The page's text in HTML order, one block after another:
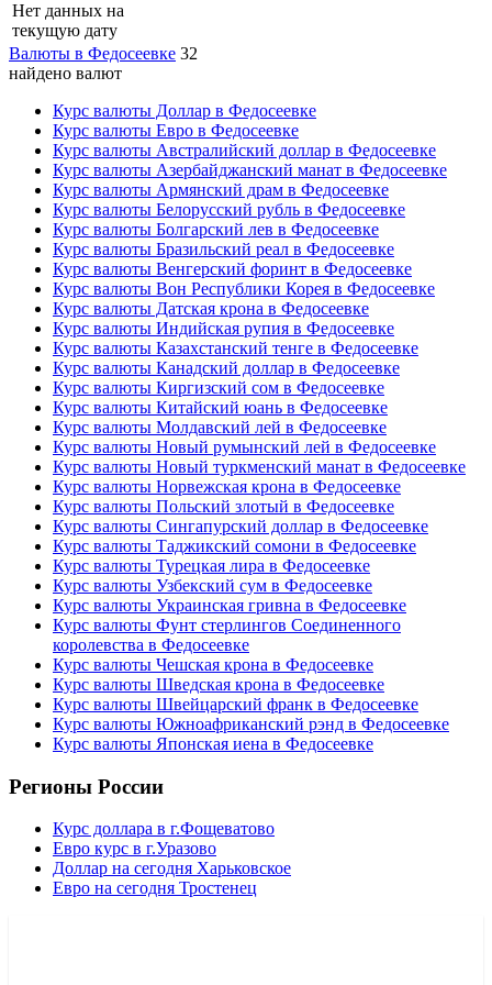
Нет данных на
текущую дату
Валюты в Федосеевке 32
найдено валют
Курс валюты Доллар в Федосеевке
Курс валюты Евро в Федосеевке
Курс валюты Австралийский доллар в Федосеевке
Курс валюты Азербайджанский манат в Федосеевке
Курс валюты Армянский драм в Федосеевке
Курс валюты Белорусский рубль в Федосеевке
Курс валюты Болгарский лев в Федосеевке
Курс валюты Бразильский реал в Федосеевке
Курс валюты Венгерский форинт в Федосеевке
Курс валюты Вон Республики Корея в Федосеевке
Курс валюты Датская крона в Федосеевке
Курс валюты Индийская рупия в Федосеевке
Курс валюты Казахстанский тенге в Федосеевке
Курс валюты Канадский доллар в Федосеевке
Курс валюты Киргизский сом в Федосеевке
Курс валюты Китайский юань в Федосеевке
Курс валюты Молдавский лей в Федосеевке
Курс валюты Новый румынский лей в Федосеевке
Курс валюты Новый туркменский манат в Федосеевке
Курс валюты Норвежская крона в Федосеевке
Курс валюты Польский злотый в Федосеевке
Курс валюты Сингапурский доллар в Федосеевке
Курс валюты Таджикский сомони в Федосеевке
Курс валюты Турецкая лира в Федосеевке
Курс валюты Узбекский сум в Федосеевке
Курс валюты Украинская гривна в Федосеевке
Курс валюты Фунт стерлингов Соединенного
королевства в Федосеевке
Курс валюты Чешская крона в Федосеевке
Курс валюты Шведская крона в Федосеевке
Курс валюты Швейцарский франк в Федосеевке
Курс валюты Южноафриканский рэнд в Федосеевке
Курс валюты Японская иена в Федосеевке
Регионы России
Курс доллара в г.Фощеватово
Евро курс в г.Уразово
Доллар на сегодня Харьковское
Евро на сегодня Тростенец